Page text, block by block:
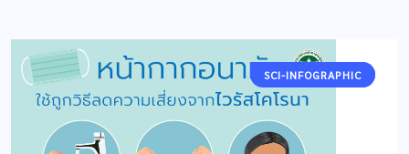
COVID-19
SCI-INFOGRAPHIC